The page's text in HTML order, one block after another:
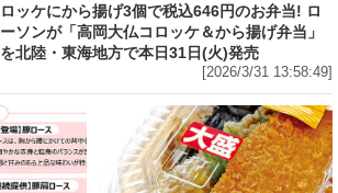
ロッケにから揚げ3個で税込646円のお弁当! ロ
ーソンが「高岡大仏コロッケ＆から揚げ弁当」
を北陸・東海地方で本日31日(火)発売
[2026/3/31 13:58:49]